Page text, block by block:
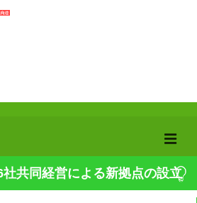
共同経営による新拠点の設立